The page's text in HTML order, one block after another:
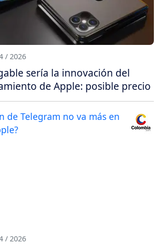
/ 2026
sería la innovación del
de Apple: posible precio
/ 2026